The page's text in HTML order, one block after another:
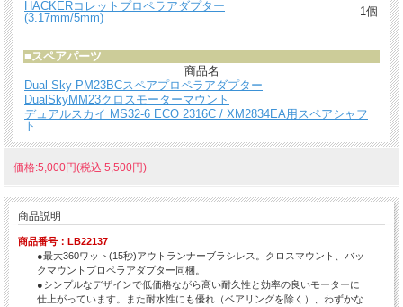
HACKERコレットプロペラアダプター
(3.17mm/5mm)
1個
■スペアパーツ
商品名
Dual Sky PM23BCスペアプロペラアダプター
DualSkyMM23クロスモーターマウント
デュアルスカイ MS32-6 ECO 2316C / XM2834EA用スペアシャフ
ト
価格:5,000円(税込 5,500円)
商品説明
商品番号：LB22137
●最大360ワット(15秒)アウトランナーブラシレス。クロスマウント、バッ
クマウントプロペラアダプター同梱。
●シンプルなデザインで低価格ながら高い耐久性と効率の良いモーターに
仕上がっています。また耐水性にも優れ（ベアリングを除く）、わずかな